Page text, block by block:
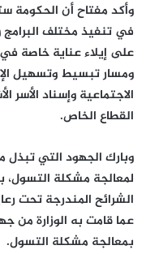
وأكد مفتاح أن الحكومة
في تنفيذ مختلف البرامج
على إيلاء عناية خاصة في
ومسار تبسيط وتسهيل
الاجتماعية وإسناد الأسر
القطاع الخاص.
وبارك الجهود التي تبذل
لمعالجة مشكلة التسول،
الشرائح المندرجة تحت
عما قامت به الوزارة من
بمعالجة مشكلة التسول.